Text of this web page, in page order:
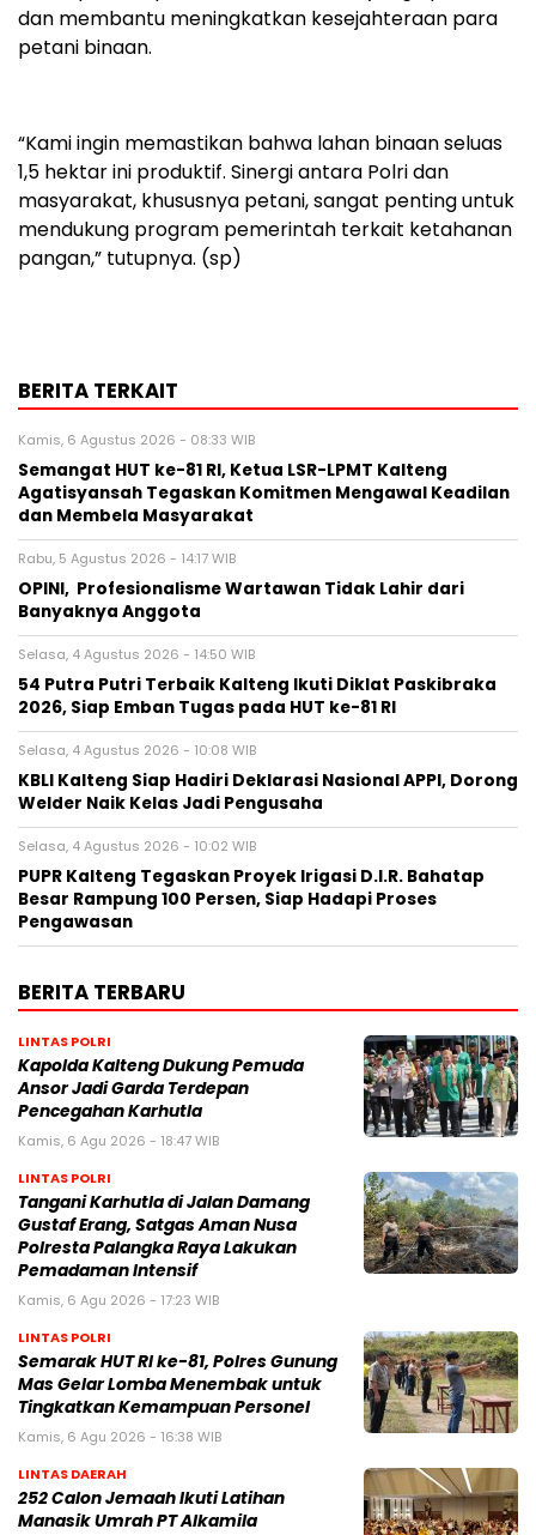
dan membantu meningkatkan kesejahteraan para
petani binaan.
“Kami ingin memastikan bahwa lahan binaan seluas
1,5 hektar ini produktif. Sinergi antara Polri dan
masyarakat, khususnya petani, sangat penting untuk
mendukung program pemerintah terkait ketahanan
pangan,” tutupnya. (sp)
BERITA TERKAIT
Kamis, 6 Agustus 2026 - 08:33 WIB
Semangat HUT ke-81 RI, Ketua LSR-LPMT Kalteng
Agatisyansah Tegaskan Komitmen Mengawal Keadilan
dan Membela Masyarakat
Rabu, 5 Agustus 2026 - 14:17 WIB
OPINI, Profesionalisme Wartawan Tidak Lahir dari
Banyaknya Anggota
Selasa, 4 Agustus 2026 - 14:50 WIB
54 Putra Putri Terbaik Kalteng Ikuti Diklat Paskibraka
2026, Siap Emban Tugas pada HUT ke-81 RI
Selasa, 4 Agustus 2026 - 10:08 WIB
KBLI Kalteng Siap Hadiri Deklarasi Nasional APPI, Dorong
Welder Naik Kelas Jadi Pengusaha
Selasa, 4 Agustus 2026 - 10:02 WIB
PUPR Kalteng Tegaskan Proyek Irigasi D.I.R. Bahatap
Besar Rampung 100 Persen, Siap Hadapi Proses
Pengawasan
BERITA TERBARU
LINTAS POLRI
Kapolda Kalteng Dukung Pemuda
Ansor Jadi Garda Terdepan
Pencegahan Karhutla
Kamis, 6 Agu 2026 - 18:47 WIB
LINTAS POLRI
Tangani Karhutla di Jalan Damang
Gustaf Erang, Satgas Aman Nusa
Polresta Palangka Raya Lakukan
Pemadaman Intensif
Kamis, 6 Agu 2026 - 17:23 WIB
LINTAS POLRI
Semarak HUT RI ke-81, Polres Gunung
Mas Gelar Lomba Menembak untuk
Tingkatkan Kemampuan Personel
Kamis, 6 Agu 2026 - 16:38 WIB
LINTAS DAERAH
252 Calon Jemaah Ikuti Latihan
Manasik Umrah PT Alkamila